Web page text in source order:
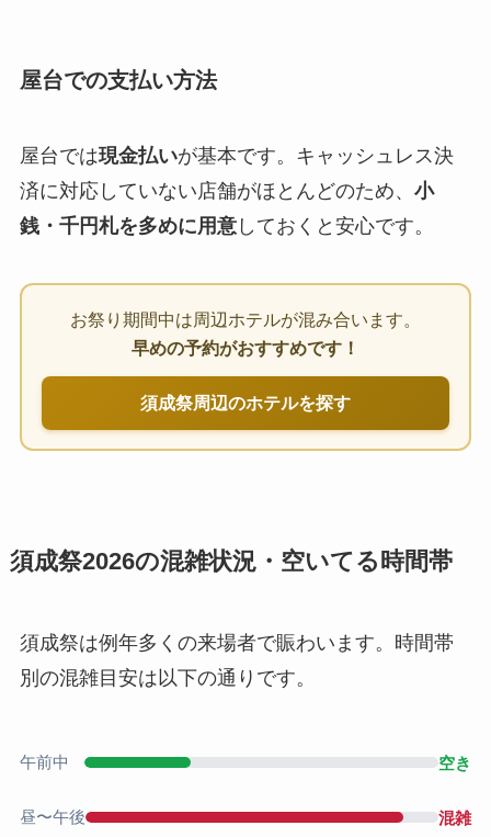
屋台での支払い方法
屋台では現金払いが基本です。キャッシュレス決
済に対応していない店舗がほとんどのため、 小
銭・千円札を多めに用意しておくと安心です。
お祭り期間中は周辺ホテルが混み合います。
早めの予約がおすすめです！
須成祭周辺のホテルを探す
須成祭2026の混雑状況・空いてる時間帯
須成祭は例年多くの来場者で賑わいます。時間帯
別の混雑目安は以下の通りです。
午前中 空き
昼〜午後 混雑